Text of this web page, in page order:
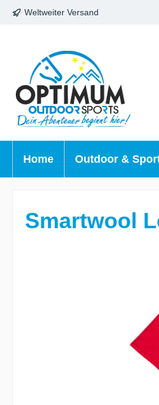
Weltweiter Versand
Home Outdoor &
Smartwool